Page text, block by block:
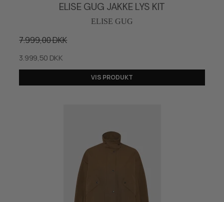
ELISE GUG JAKKE LYS KIT
ELISE GUG
7.999,00 DKK
3.999,50 DKK
VIS PRODUKT